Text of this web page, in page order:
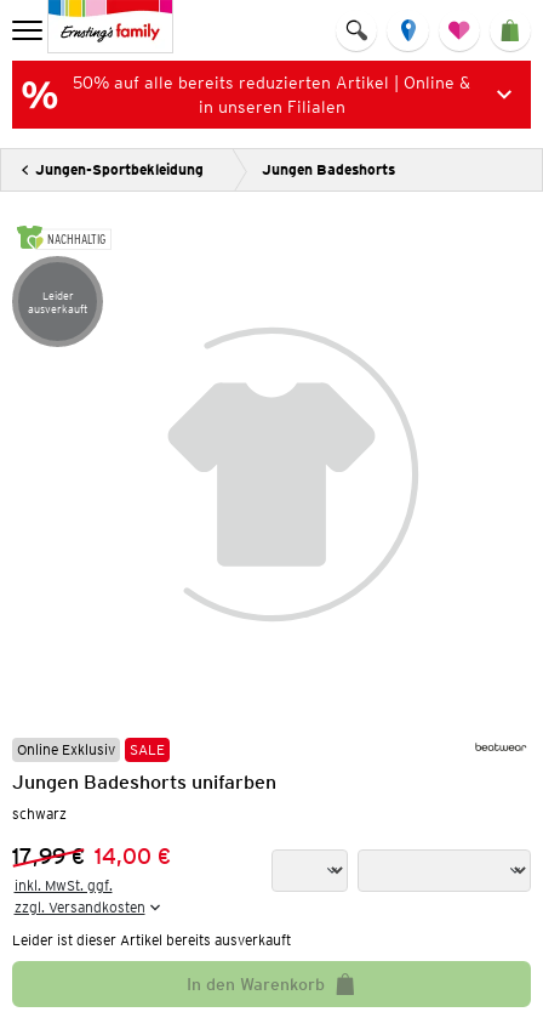
50% auf alle bereits reduzierten Artikel | Online &
in unseren Filialen
Jungen-Sportbekleidung Jungen Badeshorts
NACHHALTIG
Artikel leider ausverkauft
Leider
ausverkauft
Online Exklusiv SALE
Jungen Badeshorts unifarben
schwarz
Vorheriger Preis:
17,99 €
Neuer Preis:
14,00 €
inkl. MwSt. ggf.
zzgl. Versandkosten
Leider ist dieser Artikel bereits ausverkauft
In den Warenkorb